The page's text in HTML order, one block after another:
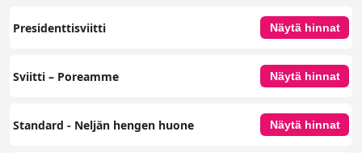
Presidenttisviitti Näytä hinnat
Sviitti – Poreamme Näytä hinnat
Standard - Neljän hengen huone Näytä hinnat